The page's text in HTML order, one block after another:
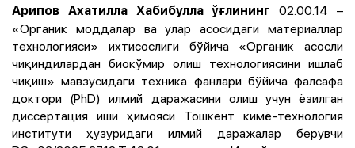
Арипов Ахатилла Хабибулла ўғлининг
02.00.14 –
«Органик моддалар ва улар асосидаги материаллар
технологияси» ихтисослиги бўйича «Органик асосли
чиқиндилардан биокўмир олиш технологиясини ишлаб
чиқиш» мавзусидаги техника фанлари бўйича фалсафа
доктори (PhD) илмий даражасини олиш учун ёзилган
диссертация иши ҳимояси Тошкент кимё-технология
институти ҳузуридаги илмий даражалар берувчи